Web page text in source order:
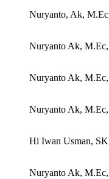
Nuryanto, Ak,
Nuryanto Ak,
Nuryanto Ak,
Nuryanto Ak,
Hi Iwan Usman,
Nuryanto Ak,